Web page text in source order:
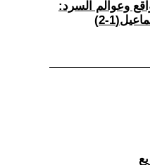
وعوالم السرد:
2)